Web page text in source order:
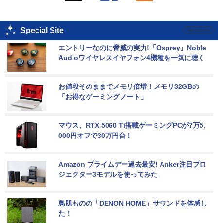
Special Site
エントリーなのに脅威の実力!「Osprey」Noble
Audioワイヤレスイヤフォン4機種を一気に聴く
お値段そのままでメモリ倍増！メモリ32GBの
「お得なゲーミングノート」
マウス、RTX 5060 Ti搭載ゲーミングPCが7万5,
000円オフで30万円台！
Amazon プライムデー過去最安! Anker注目プロ
ジェクター3モデルを使ってみた
鳥肌ものの「DENON HOME」サウンドを体感し
た！